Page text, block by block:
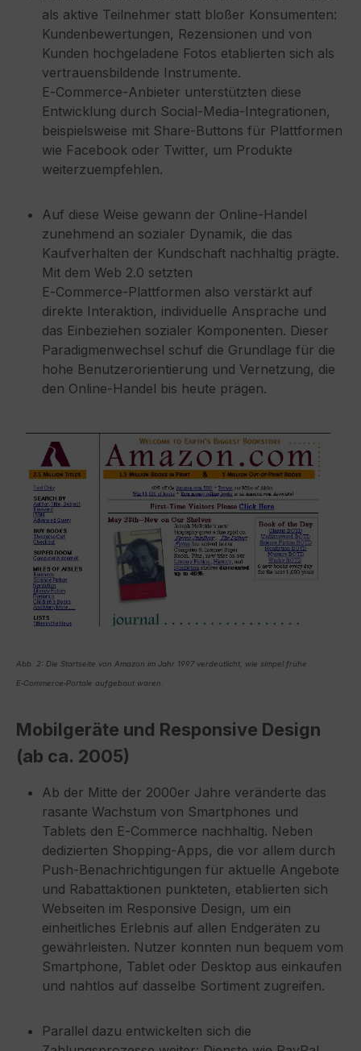
als aktive Teilnehmer statt bloßer Konsumenten:
Kundenbewertungen, Rezensionen und von
Kunden hochgeladene Fotos etablierten sich als
vertrauensbildende Instrumente.
E‑Commerce‑Anbieter unterstützten diese
Entwicklung durch Social‑Media‑Integrationen,
beispielsweise mit Share‑Buttons für Plattformen
wie Facebook oder Twitter, um Produkte
weiterzuempfehlen.
Auf diese Weise gewann der Online‑Handel
zunehmend an sozialer Dynamik, die das
Kaufverhalten der Kundschaft nachhaltig prägte.
Mit dem Web 2.0 setzten
E‑Commerce‑Plattformen also verstärkt auf
direkte Interaktion, individuelle Ansprache und
das Einbeziehen sozialer Komponenten. Dieser
Paradigmenwechsel schuf die Grundlage für die
hohe Benutzerorientierung und Vernetzung, die
den Online‑Handel bis heute prägen.
Abb. 2: Die Startseite von Amazon im Jahr 1997 verdeutlicht, wie simpel frühe
E‑Commerce‑Portale aufgebaut waren.
Mobilgeräte und Responsive Design
(ab ca. 2005)
Ab der Mitte der 2000er Jahre veränderte das
rasante Wachstum von Smartphones und
Tablets den E‑Commerce nachhaltig. Neben
dedizierten Shopping‑Apps, die vor allem durch
Push‑Benachrichtigungen für aktuelle Angebote
und Rabattaktionen punkteten, etablierten sich
Webseiten im Responsive Design, um ein
einheitliches Erlebnis auf allen Endgeräten zu
gewährleisten. Nutzer konnten nun bequem vom
Smartphone, Tablet oder Desktop aus einkaufen
und nahtlos auf dasselbe Sortiment zugreifen.
Parallel dazu entwickelten sich die